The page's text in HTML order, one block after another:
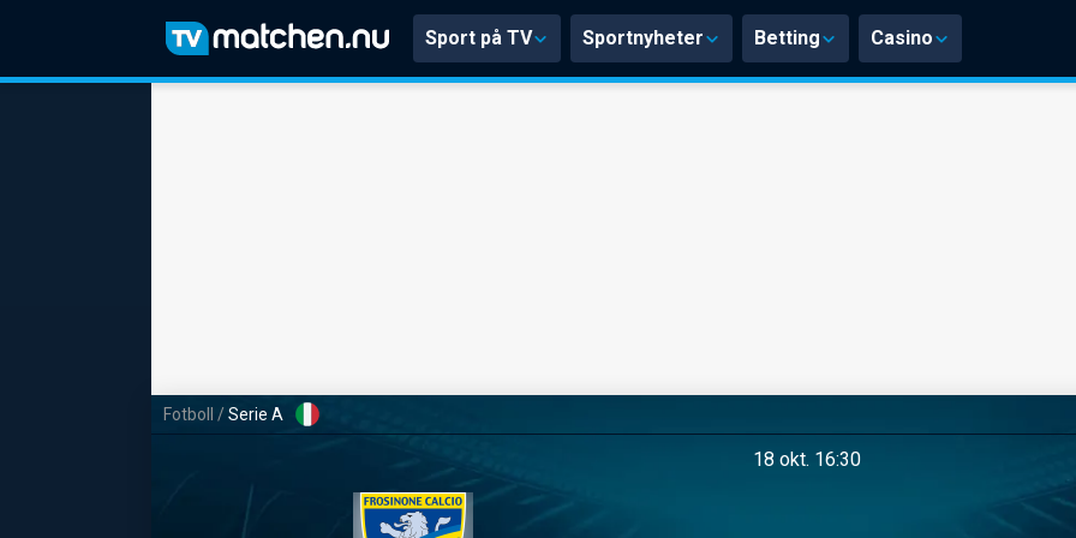
Sport på TV Sportnyheter Betting Casino
Fotboll /Serie A
18 okt. 16:30